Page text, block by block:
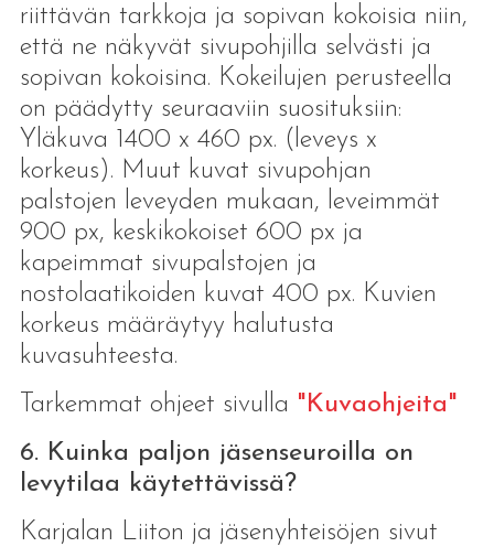
riittävän tarkkoja ja sopivan kokoisia niin,
että ne näkyvät sivupohjilla selvästi ja
sopivan kokoisina. Kokeilujen perusteella
on päädytty seuraaviin suosituksiin:
Yläkuva 1400 x 460 px. (leveys x
korkeus). Muut kuvat sivupohjan
palstojen leveyden mukaan, leveimmät
900 px, keskikokoiset 600 px ja
kapeimmat sivupalstojen ja
nostolaatikoiden kuvat 400 px. Kuvien
korkeus määräytyy halutusta
kuvasuhteesta.
Tarkemmat ohjeet sivulla "Kuvaohjeita"
6. Kuinka paljon jäsenseuroilla on
levytilaa käytettävissä?
Karjalan Liiton ja jäsenyhteisöjen sivut